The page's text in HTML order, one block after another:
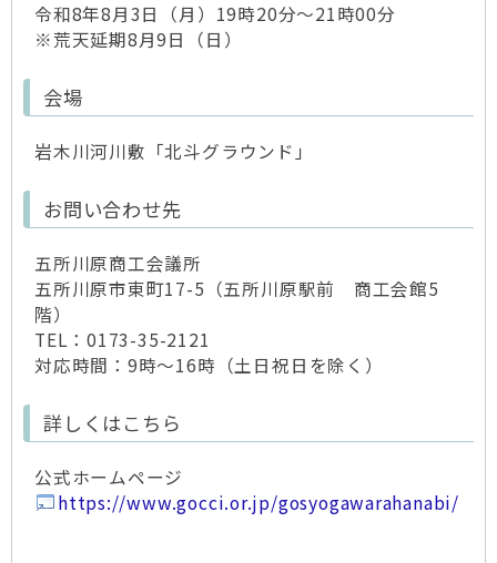
令和8年8月3日（月）19時20分～21時00分
※荒天延期8月9日（日）
会場
岩木川河川敷「北斗グラウンド」
お問い合わせ先
五所川原商工会議所
五所川原市東町17-5（五所川原駅前 商工会館5
階）
TEL：0173-35-2121
対応時間：9時～16時（土日祝日を除く）
詳しくはこちら
公式ホームページ
https://www.gocci.or.jp/gosyogawarahanabi/